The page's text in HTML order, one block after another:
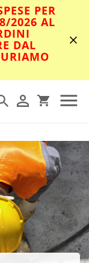
PER
2026 AL
DAL